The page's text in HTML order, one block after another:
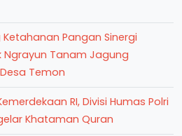
Pangan Sinergi
Ngrayun Tanam Jagung
Temon
RI, Divisi Humas Polri
Khataman Quran